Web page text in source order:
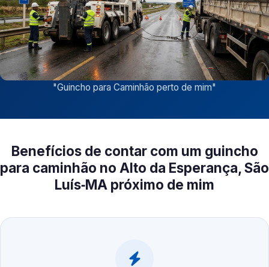
"Guincho para Caminhão perto de mim"
Benefícios de contar com um guincho
para caminhão no Alto da Esperança, São
Luís‑MA próximo de mim